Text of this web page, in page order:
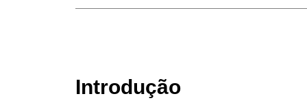
Introdução